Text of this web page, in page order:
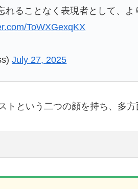
れることなく表現者として、
ToWXGexqKX
July 27, 2025
トという二つの顔を持ち、多方